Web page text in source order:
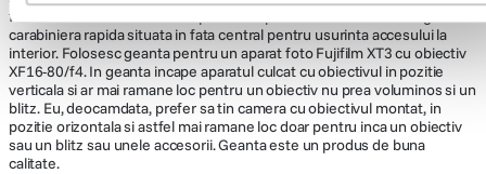
face si cu doua carabiniere rapide. As fi preferat sa fie doar o singura
carabiniera rapida situata in fata central pentru usurinta accesului la
interior. Folosesc geanta pentru un aparat foto Fujifilm XT3 cu obiectiv
XF16-80/f4. In geanta incape aparatul culcat cu obiectivul in pozitie
verticala si ar mai ramane loc pentru un obiectiv nu prea voluminos si un
blitz. Eu, deocamdata, prefer sa tin camera cu obiectivul montat, in
pozitie orizontala si astfel mai ramane loc doar pentru inca un obiectiv
sau un blitz sau unele accesorii. Geanta este un produs de buna
calitate.